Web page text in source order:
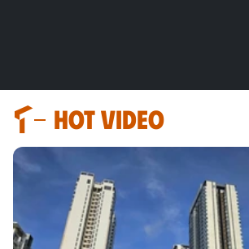
HOT VIDEO